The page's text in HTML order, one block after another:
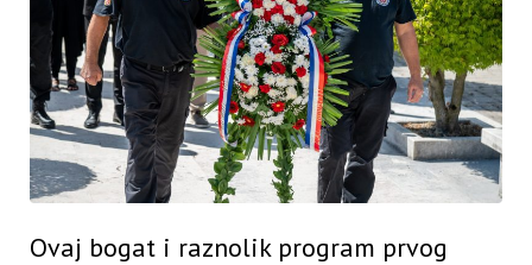
Ovaj bogat i raznolik program prvog